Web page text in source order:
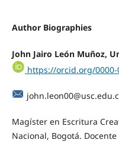
Author Biographies
John Jairo León Muñoz,
https://orcid.org/0000-
Magíster en Escritura
Nacional, Bogotá.